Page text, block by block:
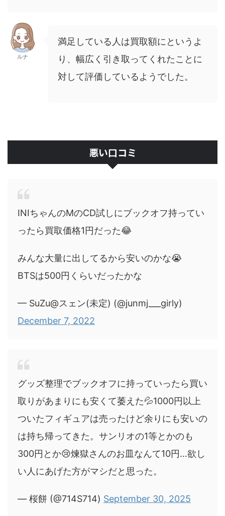
ルナ
満足している人は買取額にというよ
り、幅広く引き取ってくれたことに
対して評価しているようでした。
悪い口コミ
INIちゃんのMのCD試しにブックオフ持ってい
ったら買取価格1円だった😂
みんな大量に出してるから安いのかな😭
BTSは500円くらいだったかな
— SuZu@スェン(未定) (@junmj___girly)
December 7, 2022
グッズ整理でブックオフに持っていったら買い
取りがあまりにも安くて萎えた💦1000円以上
ついたフィギュアは売ったけど余りにも安いの
は持ち帰ってきた。サンリオの1等とかのも
300円とか😢煉獄さんのお皿なんて10円…欲し
い人にあげた方がマシだと思った。
— 桜餅 (@714S714) September 30, 2025